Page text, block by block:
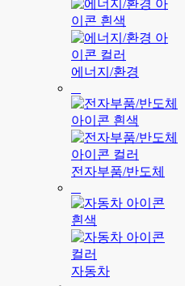
에너지/환경
전자부품/반도체
자동차